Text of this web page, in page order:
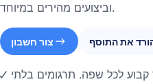
וביצועים מהירים במיוחד.
צור חשבון את התוסף
קבוע לכל שפה. תרגומים בלתי